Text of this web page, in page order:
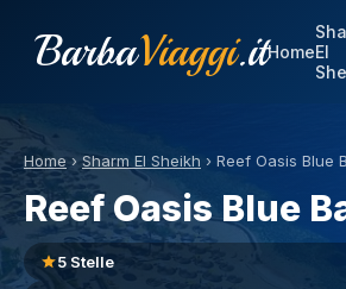
BarbaViaggi.itHomeEl
Home › Sharm El Sheikh › Reef Oasis Blue
Reef Oasis Blue
5 Stelle